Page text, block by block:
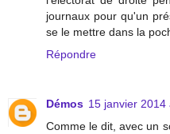
journaux pour qu'un
se le mettre dans la
Répondre
Démos 15 janvier 2014
Comme le dit, avec un